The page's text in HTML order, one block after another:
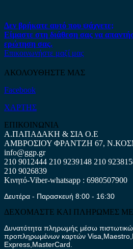
Δεν βρήκατε αυτό που ψάχνετε;
Είμαστε στη διάθεση σας να
ερώτηση σας.
Επικοινωνήστε μαζί μας
ΑΚΟΛΟΥΘΗΣΤΕ ΜΑΣ
Facebook
ΧΑΡΤΗΣ
ΕΠΙΚΟΙΝΩΝΙΑ
Α.ΠΑΠΑΔΑΚΗ & ΣΙΑ Ο.Ε
ΑΜΒΡΟΣΙΟΥ ΦΡΑΝΤΖΗ 67,
info@ggp.gr
210 9012444 210 9239148 210
210 9026839
Κινητό-Viber-whatsapp : 6980507900
Δευτέρα - Παρασκευή 8:00 - 16:30
ΔΕΧΟΜΑΣΤΕ ΚΑΙ ΠΛΗΡΩΜΕΣ
Δυνατότητα πληρωμής μέσω
προπληρωμένων καρτών
Express,MasterCard.